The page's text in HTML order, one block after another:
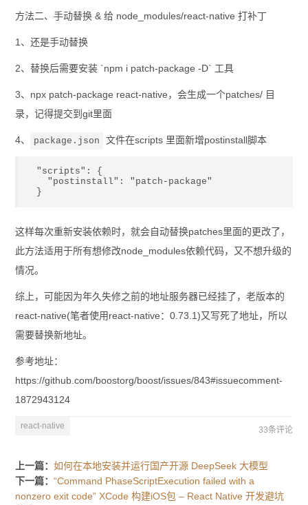
方法二、手动替换 & 给 node_modules/react-native 打补丁
1、还是手动替换
2、替换后需要安装 `npm i patch-package -D` 工具
3、npx patch-package react-native，会生成一个patches/ 目
录，记得提交到git里面
4、 package.json 文件在scripts 里面新增postinstall脚本
"scripts": {
}
这样每次重新安装依赖时，就会自动替换patches里面的更改了，
此方法适用于所有想修改node_modules依赖代码，又不想升级的
情况。
综上，可能因为年久失修之前的地址服务器已经挂了，老版本的
react-native(笔者使用react-native：0.73.1)又写死了地址，所以
需要替换新地址。
参考地址：
https://github.com/boostorg/boost/issues/843#issuecomment-
1872943124
react-native 33条评论
上一篇：如何在本地安装并运行国产开源 DeepSeek 大模型
下一篇：“Command PhaseScriptExecution failed with a
nonzero exit code” XCode 构建iOS包 – React Native 开发避坑